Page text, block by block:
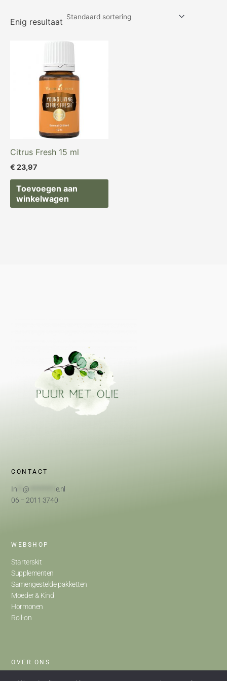
Enig resultaat
Citrus Fresh 15 ml
€ 23,97
Toevoegen aan
winkelwagen
CONTACT
In @
ie.nl
06 – 2011 3740
WEBSHOP
Starterskit
Supplementen
Samengestelde pakketten
Moeder & Kind
Hormonen
Roll-on
OVER ONS
Home